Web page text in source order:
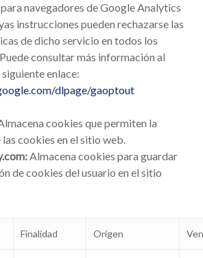
navegadores de Google Analytics
instrucciones pueden rechazarse las
de dicho servicio en todos los
consultar más información al
enlace:
dlpage/gaoptout
cookies que permiten la
cookies en el sitio web.
Almacena cookies para guardar
de cookies del usuario en el sitio
Finalidad Origen